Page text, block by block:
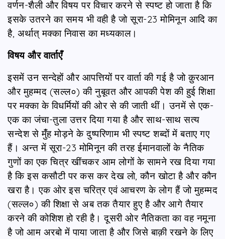
वर्णन-शैली और विषय पर विचार करने से स्पष्ट हो जाता है कि
इसके उतरने का समय भी वही है जो सूरा-23 मोमिनून आदि का
है, अर्थात् मक्का निवास का मध्यकाल।
विषय और वार्ताएँ
इसमें उन सन्देहों और आपत्तियों पर वार्ता की गई है जो क़ुरआन
और मुहम्मद (सल्ल०) की नुबूवत और आपकी पेश की हुई शिक्षा
पर मक्का के विधर्मियों की ओर से की जाती थीं। उनमें से एक-
एक का जंचा-तुला उत्तर दिया गया है और साथ-साथ सत्य
सन्देश से मुंँह मोड़ने के दुष्परिणाम भी स्पष्ट शब्दों में बताए गए
हैं। अन्त में सूरा-23 मोमिनून की तरह ईमानवालों के नैतिक
गुणों का एक चित्र खींचकर आम लोगों के सामने रख दिया गया
है कि इस कसौटी पर कस कर देख लो, कौन खोटा है और कौन
खरा है। एक ओर इस चरित्र एवं आचरण के लोग हैं जो मुहम्मद
(सल्ल०) की शिक्षा से अब तक तैयार हुए है और आगे तैयार
करने की कोशिश हो रही है। दूसरी ओर नैतिकता का वह नमूना
है जो आम अरबो में पाया जाता है और जिसे बाक़ी रखने के लिए